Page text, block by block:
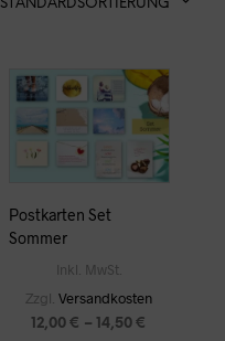
STANDARDSORTIERUNG
Postkarten Set
Sommer
Inkl. MwSt.
Zzgl.Versandkosten
12,00€ – 14,50€